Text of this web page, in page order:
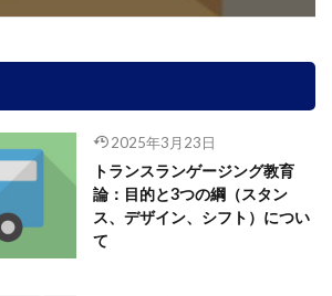
2025年3月23日
トランスランゲージング教育
論：目的と3つの綱（スタン
ス、デザイン、シフト）につい
て